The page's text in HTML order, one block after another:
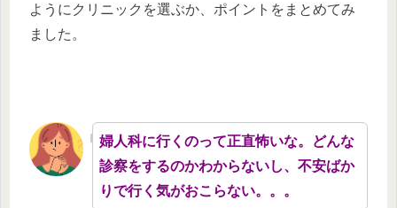
ようにクリニックを選ぶか、ポイントをまとめてみ
ました。
婦人科に行くのって正直怖いな。どんな
診察をするのかわからないし、不安ばか
りで行く気がおこらない。。。